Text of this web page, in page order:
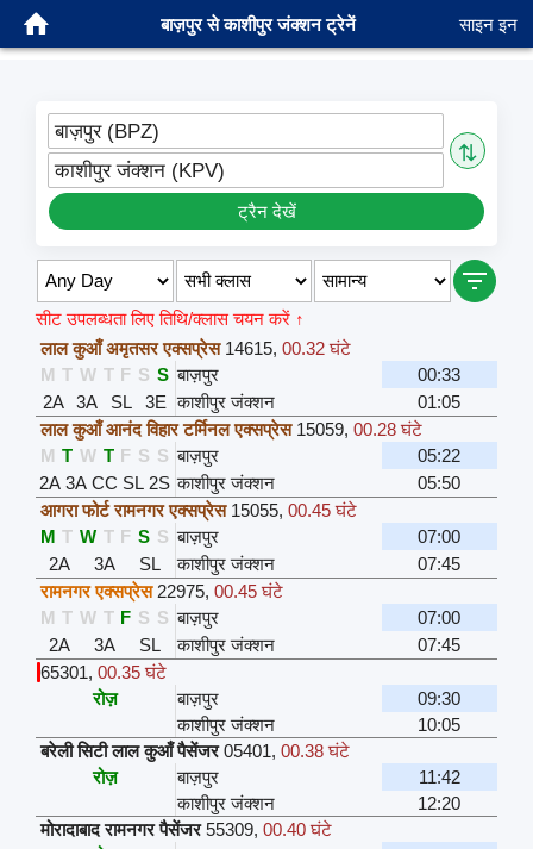
बाज़पुर से काशीपुर जंक्शन ट्रेनें साइन इन
बाज़पुर (BPZ)
⇅
काशीपुर जंक्शन (KPV)
ट्रैन देखें
सीट उपलब्धता लिए तिथि/क्लास चयन करें ↑
लाल कुआँ अमृतसर एक्सप्रेस 14615, 00.32 घंटे
M T W T F S S बाज़पुर
00:33
2A
3A SL 3E काशीपुर जंक्शन
01:05
लाल कुआँ आनंद विहार टर्मिनल एक्सप्रेस 15059, 00.28 घंटे
M T W T F S S बाज़पुर
05:22
2A 3A CC SL 2S काशीपुर जंक्शन
05:50
आगरा फोर्ट रामनगर एक्सप्रेस 15055, 00.45 घंटे
M T W T F S S बाज़पुर
07:00
2A
3A SL काशीपुर जंक्शन
07:45
रामनगर एक्सप्रेस 22975, 00.45 घंटे
M T W T F S S बाज़पुर
07:00
2A
3A SL काशीपुर जंक्शन
07:45
65301, 00.35 घंटे
रोज़
बाज़पुर
09:30
काशीपुर जंक्शन
10:05
बरेली सिटी लाल कुआँ पैसेंजर 05401, 00.38 घंटे
रोज़
बाज़पुर
11:42
काशीपुर जंक्शन
12:20
मोरादाबाद रामनगर पैसेंजर 55309, 00.40 घंटे